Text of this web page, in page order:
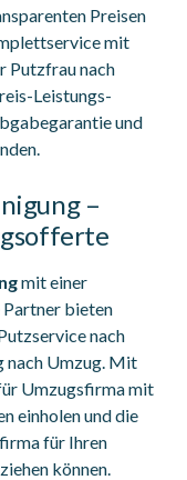
Preisen
mit
Putzfrau nach
Leistungs-
und
–
mit einer
bieten
nach
nach Umzug. Mit
Umzugsfirma mit
einholen und die
für Ihren
können.